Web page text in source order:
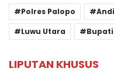
Polres Palopo
Luwu Utara
Bupati
LIPUTAN KHUSUS